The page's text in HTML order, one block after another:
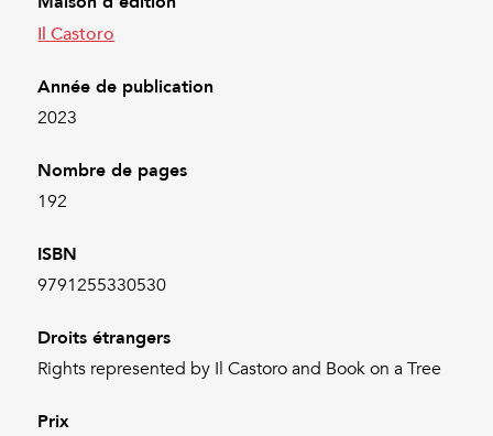
Il Castoro
Année de publication
2023
Nombre de pages
192
ISBN
9791255330530
Droits étrangers
Rights represented by Il Castoro and Book on a Tree
Prix